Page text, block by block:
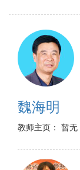
魏海明
教师主页： 暂无